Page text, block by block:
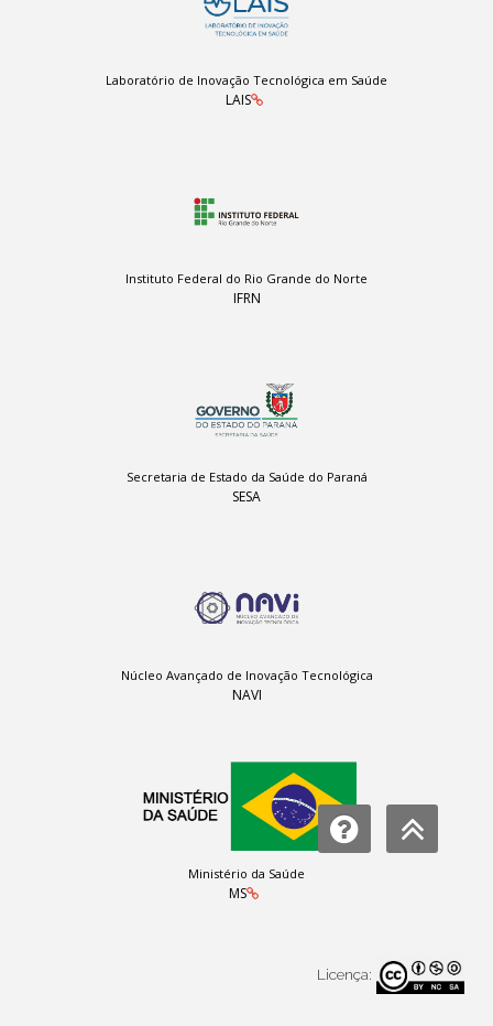
Laboratório de Inovação Tecnológica em Saúde
LAIS
Instituto Federal do Rio Grande do Norte
IFRN
Secretaria de Estado da Saúde do Paraná
SESA
Núcleo Avançado de Inovação Tecnológica
NAVI
Ministério da Saúde
MS
Licença: